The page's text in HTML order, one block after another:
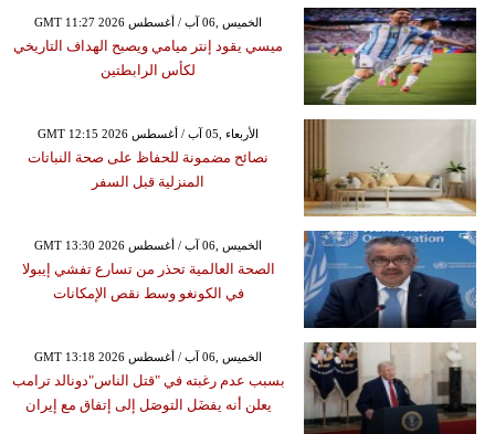
GMT 11:27 2026 الخميس ,06 آب / أغسطس
ميسي يقود إنتر ميامي ويصبح الهداف التاريخي
لكأس الرابطتين
GMT 12:15 2026 الأربعاء ,05 آب / أغسطس
نصائح مضمونة للحفاظ على صحة النباتات
المنزلية قبل السفر
GMT 13:30 2026 الخميس ,06 آب / أغسطس
الصحة العالمية تحذر من تسارع تفشي إيبولا
في الكونغو وسط نقص الإمكانات
GMT 13:18 2026 الخميس ,06 آب / أغسطس
بسبب عدم رغبته في "قتل الناس"دونالد ترامب
يعلن أنه يفضَل التوصَل إلى إتفاق مع إيران